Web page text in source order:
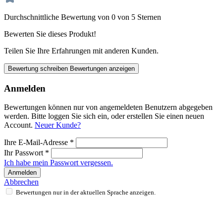
Durchschnittliche Bewertung von 0 von 5 Sternen
Bewerten Sie dieses Produkt!
Teilen Sie Ihre Erfahrungen mit anderen Kunden.
Bewertung schreiben Bewertungen anzeigen
Anmelden
Bewertungen können nur von angemeldeten Benutzern abgegeben
werden. Bitte loggen Sie sich ein, oder erstellen Sie einen neuen
Account. Neuer Kunde?
Ihre E-Mail-Adresse *
Ihr Passwort *
Ich habe mein Passwort vergessen.
Anmelden
Abbrechen
Bewertungen nur in der aktuellen Sprache anzeigen.